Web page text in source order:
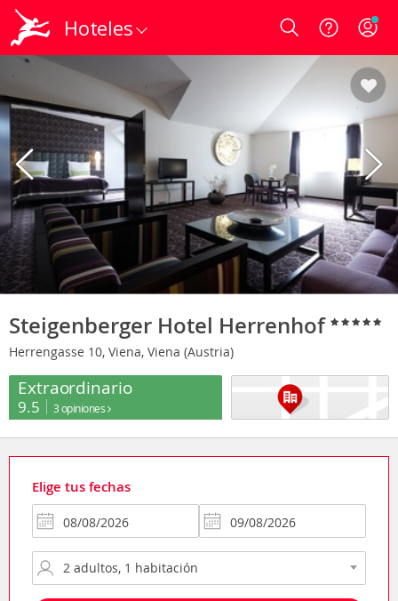
Hoteles Login
Steigenberger Hotel Herrenhof
Herrengasse 10, Viena, Viena (Austria)
Extraordinario
9.5 3 opiniones
Elige tus fechas